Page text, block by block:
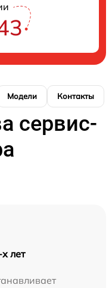
Модели Контакты
сервис-
лет